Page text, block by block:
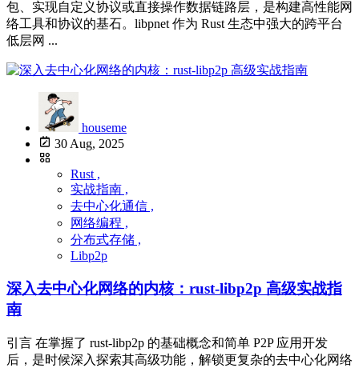
包、实现自定义协议或直接操作数据链路层，是构建高性能网
络工具和协议的基石。libpnet 作为 Rust 生态中强大的跨平台
低层网 ...
houseme
30 Aug, 2025
Rust ,
实战指南 ,
去中心化通信 ,
网络编程 ,
分布式存储 ,
Libp2p
深入去中心化网络的内核：rust-libp2p 高级实战指
南
引言 在掌握了 rust-libp2p 的基础概念和简单 P2P 应用开发
后，是时候深入探索其高级功能，解锁更复杂的去中心化网络